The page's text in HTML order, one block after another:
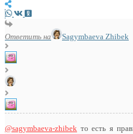
Ответить на Sagymbaeva Zhibek
@sagymbaeva-zhibek то есть я